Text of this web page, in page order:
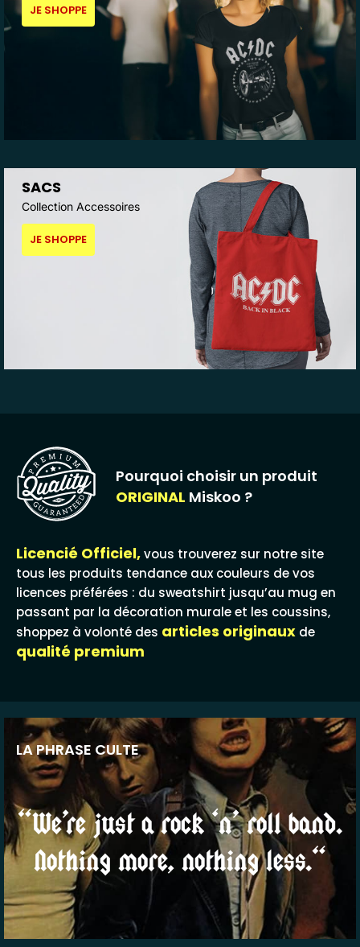
JE SHOPPE
SACS
Collection Accessoires
JE SHOPPE
Pourquoi choisir un produit
ORIGINAL Miskoo ?
Licencié Officiel,vous trouverez sur notre site
tous les produits tendance aux couleurs de vos
licences préférées : du sweatshirt jusqu’au mug en
passant par la décoration murale et les coussins,
shoppez à volonté des articles originaux de
qualité premium
LA PHRASE CULTE
“We’re just a rock ‘n’ roll band.
Nothing more, nothing less.“